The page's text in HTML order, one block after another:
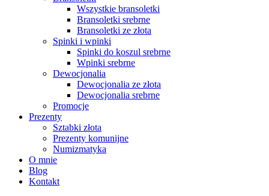
Wszystkie bransoletki
Bransoletki srebrne
Bransoletki ze złota
Spinki i wpinki
Spinki do koszul srebrne
Wpinki srebrne
Dewocjonalia
Dewocjonalia ze złota
Dewocjonalia srebrne
Promocje
Prezenty
Sztabki złota
Prezenty komunijne
Numizmatyka
O mnie
Blog
Kontakt